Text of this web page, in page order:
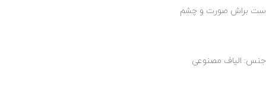
ست براش صورت و چشم
جنس: الیاف مصنوعی